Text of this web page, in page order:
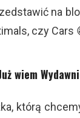
na
czy Cars
wiem
którą